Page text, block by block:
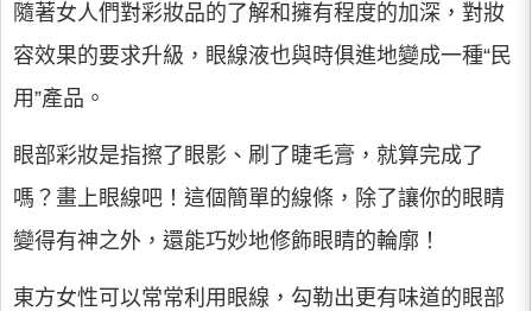
隨著女人們對彩妝品的了解和擁有程度的加深，對妝
容效果的要求升級，眼線液也與時俱進地變成一種“民
用”產品。
眼部彩妝是指擦了眼影、刷了睫毛膏，就算完成了
嗎？畫上眼線吧！這個簡單的線條，除了讓你的眼睛
變得有神之外，還能巧妙地修飾眼睛的輪廓！
東方女性可以常常利用眼線，勾勒出更有味道的眼部